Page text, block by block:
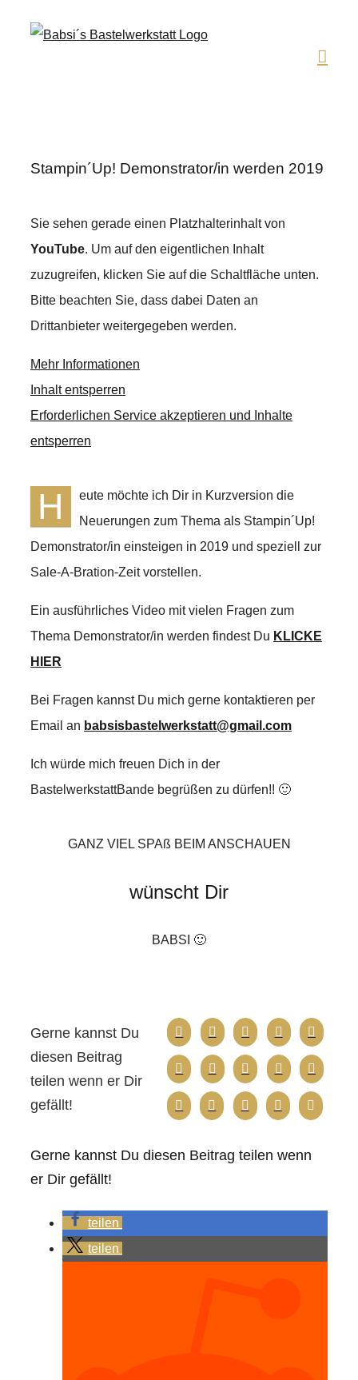
Stampin´Up! Demonstrator/in werden 2019
Sie sehen gerade einen Platzhalterinhalt von
YouTube. Um auf den eigentlichen Inhalt
zuzugreifen, klicken Sie auf die Schaltfläche unten.
Bitte beachten Sie, dass dabei Daten an
Drittanbieter weitergegeben werden.
Mehr Informationen
Inhalt entsperren
Erforderlichen Service akzeptieren und Inhalte
entsperren
H
eute möchte ich Dir in Kurzversion die
Neuerungen zum Thema als Stampin´Up!
Demonstrator/in einsteigen in 2019 und speziell zur
Sale-A-Bration-Zeit vorstellen.
Ein ausführliches Video mit vielen Fragen zum
Thema Demonstrator/in werden findest Du KLICKE
HIER
Bei Fragen kannst Du mich gerne kontaktieren per
Email an babsisbastelwerkstatt@gmail.com
Ich würde mich freuen Dich in der
BastelwerkstattBande begrüßen zu dürfen!! 🙂
GANZ VIEL SPAß BEIM ANSCHAUEN
wünscht Dir
BABSI 🙂
Gerne kannst Du
diesen Beitrag
teilen wenn er Dir
gefällt!
Gerne kannst Du diesen Beitrag teilen wenn
er Dir gefällt!
teilen
teilen